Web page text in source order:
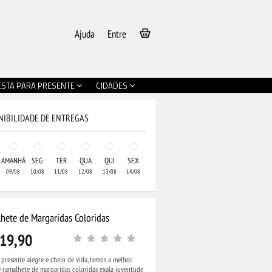
Entre
Ajuda
PARA PRESENTE CIDADES
Buquê de Flores do
DE ENTREGAS
AMANHÃ
09/08
SEG
10/08
TER
11/08
QUA
12/08
QUI
13/08
SEX
14/08
de Margaridas Coloridas
alegre e cheio de vida, temos a melhor
ramalhete de margaridas coloridas exala juventude